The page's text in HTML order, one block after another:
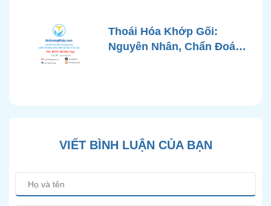
Chuẩn Y Khoa
Thoái Hóa Khớp Gối:
Nguyên Nhân, Chẩn Đoán
VIẾT BÌNH LUẬN CỦA BẠN